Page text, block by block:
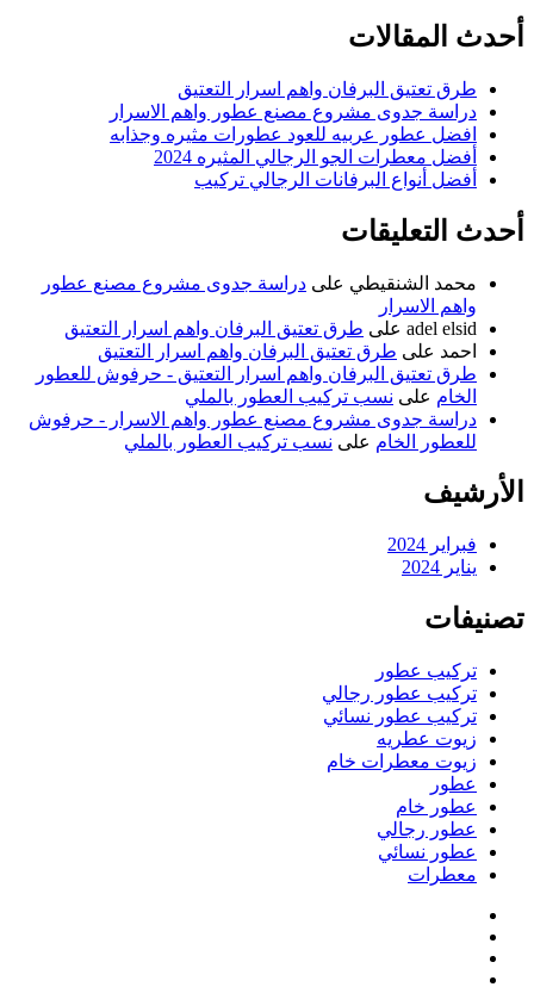
أحدث المقالات
طرق تعتيق البرفان واهم اسرار التعتيق
دراسة جدوى مشروع مصنع عطور واهم الاسرار
افضل عطور عربيه للعود عطورات مثيره وجذابه
أفضل معطرات الجو الرجالي المثيره 2024
أفضل أنواع البرفانات الرجالي تركيب
أحدث التعليقات
محمد الشنقيطي على دراسة جدوى مشروع مصنع عطور
واهم الاسرار
adel elsid على طرق تعتيق البرفان واهم اسرار التعتيق
احمد على طرق تعتيق البرفان واهم اسرار التعتيق
طرق تعتيق البرفان واهم اسرار التعتيق - حرفوش للعطور
الخام على نسب تركيب العطور بالملي
دراسة جدوى مشروع مصنع عطور واهم الاسرار - حرفوش
للعطور الخام على نسب تركيب العطور بالملي
الأرشيف
فبراير 2024
يناير 2024
تصنيفات
تركيب عطور
تركيب عطور رجالي
تركيب عطور نسائي
زيوت عطريه
زيوت معطرات خام
عطور
عطور خام
عطور رجالي
عطور نسائي
معطرات